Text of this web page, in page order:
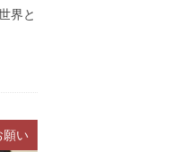
界と
願い